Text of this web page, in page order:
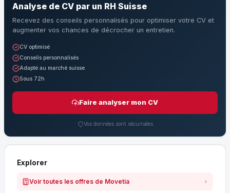
Analyse de CV par un RH Suisse
Recevez des conseils personnalisés pour optimiser votre CV et
augmenter vos chances de décrocher un entretien.
CV optimisé
Conseils personnalisés
Adapté au marché suisse
Sous 72h
Faire analyser mon CV
Vos données sont sécurisées
Explorer
Voir toutes les offres de Movetia